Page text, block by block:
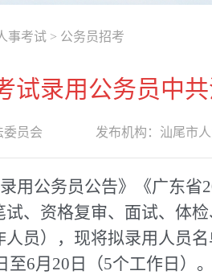
事考试 > 公务员招考
试录用公务员中
委员会 发布机构： 汕尾市
用公务员公告》《广东
、资格复审、面试、体
员），现将拟录用人员名
至6月20日（5个工作日